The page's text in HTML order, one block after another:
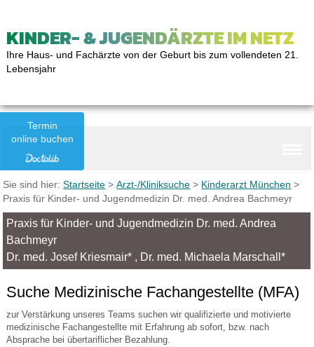
KINDER- & JUGENDÄRZTE IM NETZ
Ihre Haus- und Fachärzte von der Geburt bis zum vollendeten 21.
Lebensjahr
Sie sind hier:Startseite >Arzt-/Kliniksuche > Kinderarzt München >
Praxis für Kinder- und Jugendmedizin Dr. med. Andrea Bachmeyr
Praxis für Kinder- und Jugendmedizin Dr. med. Andrea
Bachmeyr
Dr. med. Josef Kriesmair* , Dr. med. Michaela Marschall*
Suche Medizinische Fachangestellte (MFA)
zur Verstärkung unseres Teams suchen wir qualifizierte und motivierte
medizinische Fachangestellte mit Erfahrung ab sofort, bzw. nach
Absprache bei übertariflicher Bezahlung.
Termin
online buchen